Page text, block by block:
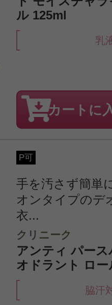
ル 125ml
乳
カートに
P可
手を汚さず簡単
オンタイプのデ
衣...
クリニーク
アンティ パー
オドラント ロ
脇汗